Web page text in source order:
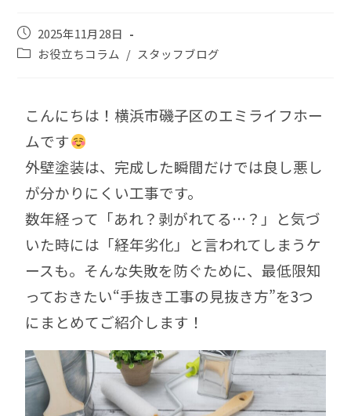
2025年11月28日
お役立ちコラム / スタッフブログ
こんにちは！横浜市磯子区のエミライフホー
ムです
外壁塗装は、完成した瞬間だけでは良し悪し
が分かりにくい工事です。
数年経って「あれ？剥がれてる…？」と気づ
いた時には「経年劣化」と言われてしまうケ
ースも。 そんな失敗を防ぐために、最低限知
っておきたい“手抜き工事の見抜き方”を3つ
にまとめてご紹介します！